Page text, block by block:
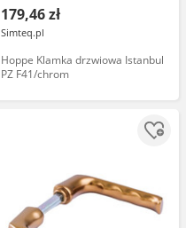
179,46 zł
Simteq.pl
Hoppe Klamka drzwiowa Istanbul
PZ F41/chrom